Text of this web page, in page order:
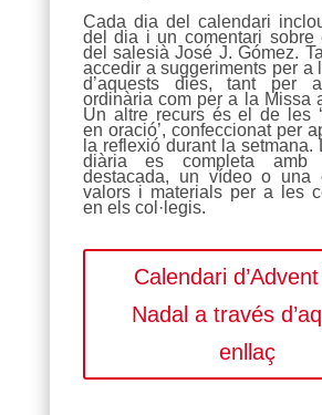
Cada dia del calendari
del dia i un comentari sobre
del salesià José J. Gómez.
accedir a suggeriments per a
d’aquests dies, tant per
ordinària com per a la Missa
Un altre recurs és el de les
en oració’, confeccionat per
la reflexió durant la setmana.
diària es completa amb
destacada, un vídeo o una
valors i materials per a les
en els col·legis.
Calendari
Nadal a través
enllaç